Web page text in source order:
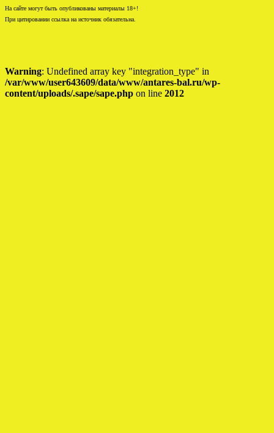
На сайте могут быть опубликованы материалы 18+!
При цитировании ссылка на источник обязательна.
Warning: Undefined array key "integration_type" in
/var/www/user643609/data/www/antares-bal.ru/wp-
content/uploads/.sape/sape.php on line 2012